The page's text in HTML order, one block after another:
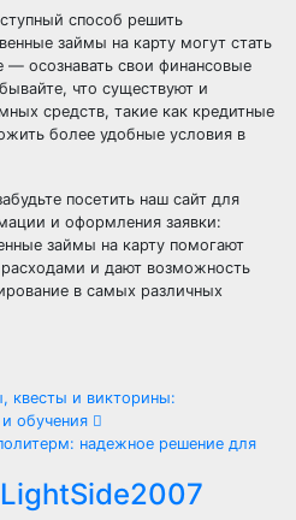
способ решить
займы на карту могут стать
осознавать свои финансовые
что существуют и
средств, такие как кредитные
более удобные условия в
посетить наш сайт для
и оформления заявки:
займы на карту помогают
и дают возможность
в самых различных
квесты и викторины:
обучения
надежное решение для
LightSide2007